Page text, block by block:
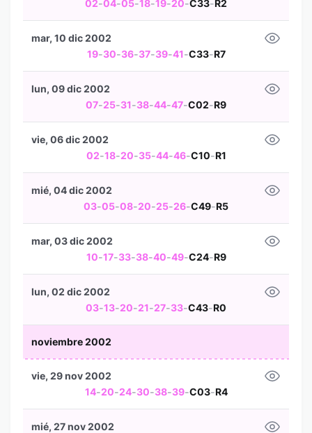
02-04-05-18-19-20-C33-R2
19-30-36-37-39-41-C33-R7
mar, 10 dic 2002
07-25-31-38-44-47-C02-R9
lun, 09 dic 2002
02-18-20-35-44-46-C10-R1
vie, 06 dic 2002
03-05-08-20-25-26-C49-R5
mié, 04 dic 2002
10-17-33-38-40-49-C24-R9
mar, 03 dic 2002
03-13-20-21-27-33-C43-R0
lun, 02 dic 2002
noviembre 2002
14-20-24-30-38-39-C03-R4
vie, 29 nov 2002
mié, 27 nov 2002